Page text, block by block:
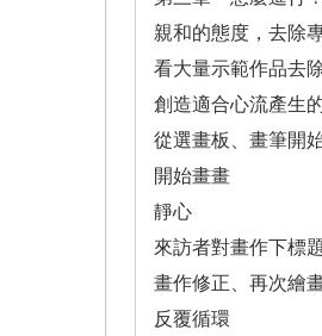
親和的態度，去除
看大量示範作品去
創造適合心流產生
從選畫板、畫筆開
開始畫畫
靜心
來訪者對畫作下標
畫作修正、再次繪
反覆循環